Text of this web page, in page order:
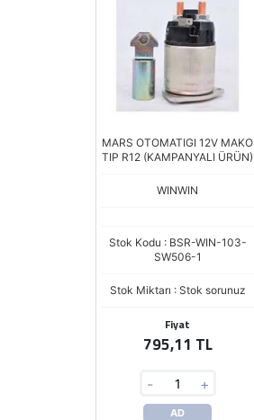
MARS OTOMATIGI 12V MAKO
TIP R12 (KAMPANYALI ÜRÜN)
WINWIN
Stok Kodu : BSR-WIN-103-
SW506-1
Stok Miktarı : Stok sorunuz
Fiyat
795,11 TL
- +
AD